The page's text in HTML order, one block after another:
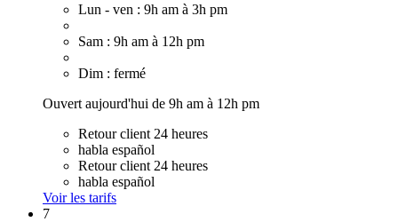
Lun - ven : 9h am à 3h pm
Sam : 9h am à 12h pm
Dim : fermé
Ouvert aujourd'hui de 9h am à 12h pm
Retour client 24 heures
habla español
Retour client 24 heures
habla español
Voir les tarifs
7